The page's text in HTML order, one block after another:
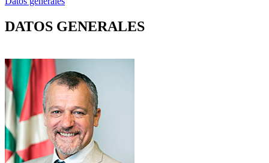
DATOS GENERALES